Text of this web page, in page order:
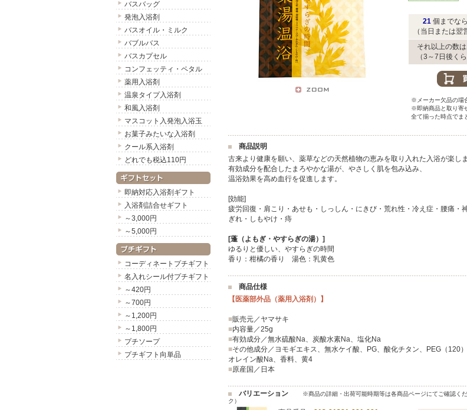
バスバッグ
発泡入浴剤
バスオイル・ミルク
バブルバス
バスカプセル
コンフェッティ・ペタル
薬用入浴剤
温泉タイプ入浴剤
和風入浴剤
マスコット入発泡入浴玉
お菓子みたいな入浴剤
クール系入浴剤
どれでも税込110円
即納対応入浴剤ギフト
入浴剤詰合せギフト
～3,000円
～5,000円
コーディネートプチギフト
名入れシール付プチギフト
～420円
～700円
～1,200円
～1,800円
プチソープ
プチギフト向単品
21 個までな
（当日または翌
それ以上の数
（3～7日後く
※メーカー欠品の場
※即納商品と取り寄
全て揃った時点でま
商品説明
古来より健康を願い、薬草などの天然植物の恵みを取り入れた入浴が楽し
有効成分を配合したまろやかな湯が、やさしく肌を包み込み、
温浴効果を高め血行を促進します。
[効能]
疲労回復・肩こり・あせも・しっしん・にきび・荒れ性・冷え症・腰痛・
ぎれ・しもやけ・痔
[蓬（よもぎ・やすらぎの湯）]
ゆるりと優しい、やすらぎの時間
香り：柑橘の香り 湯色：乳黄色
商品仕様
【医薬部外品（薬用入浴剤）】
■販売元／ヤマサキ
■内容量／25g
■有効成分／無水硫酸Na、炭酸水素Na、塩化Na
■その他成分／ヨモギエキス、無水ケイ酸、PG、酸化チタン、PEG（120
オレイン酸Na、香料、黄4
■原産国／日本
バリエーション
※商品の詳細・出荷可能時期等は各商品ページにてご確認く
ク）